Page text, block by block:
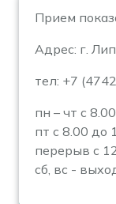
Прием
Адрес: г.
тел: +7
пн – чт с
пт с 8.00 до
перерыв с
сб, вс -